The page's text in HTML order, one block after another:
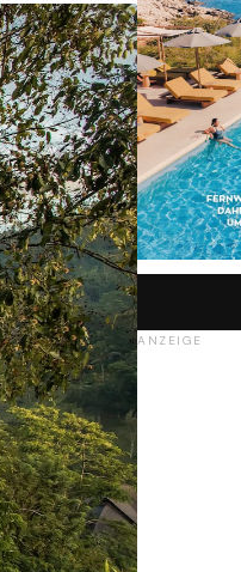
ANZEIGE